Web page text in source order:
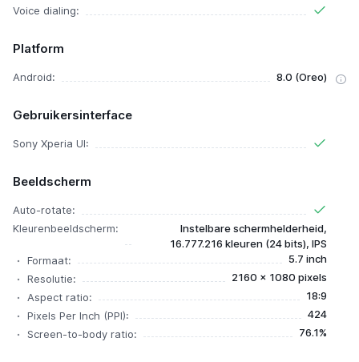
Voice dialing:
Platform
Android: 8.0 (Oreo)
Gebruikersinterface
Sony Xperia UI:
Beeldscherm
Auto-rotate:
Kleurenbeeldscherm:
Instelbare schermhelderheid,
16.777.216 kleuren (24 bits), IPS
Formaat:
5.7 inch
Resolutie:
2160 x 1080 pixels
Aspect ratio:
18:9
Pixels Per Inch (PPI):
424
Screen-to-body ratio:
76.1%